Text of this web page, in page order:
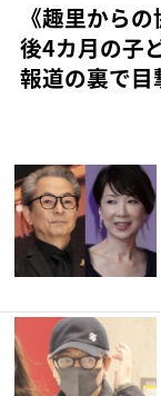
《趣里から
後4カ月の子
報道の裏で